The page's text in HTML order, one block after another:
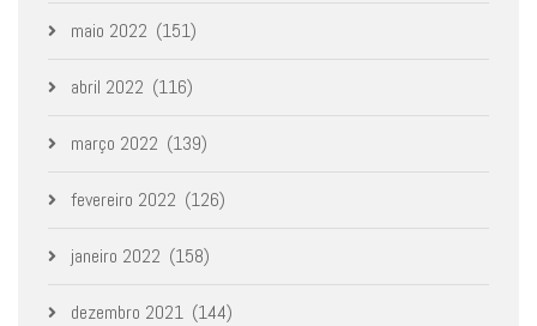
maio 2022 (151)
abril 2022 (116)
março 2022 (139)
fevereiro 2022 (126)
janeiro 2022 (158)
dezembro 2021 (144)